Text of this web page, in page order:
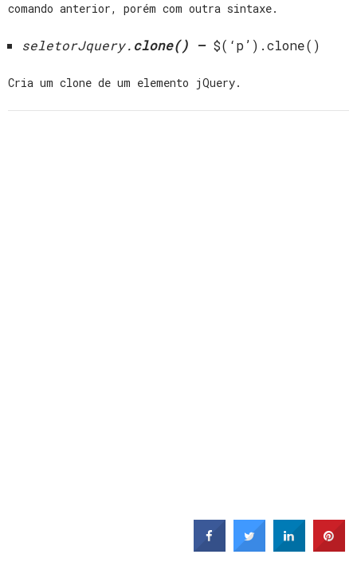
comando anterior, porém com outra sintaxe.
seletorJquery. clone() – $(‘p’).clone()
Cria um clone de um elemento jQuery.